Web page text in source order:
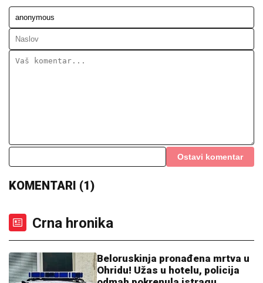
dva mesta i ne eksponira se javno:
Asminom: Otkriveno je gde je otišla
HRVATI HISTERIŠU:Uhvatila ih panika zbog objave
Zvezdana Terzića
NEKA SVEJEDNOĆA"Isplivala
prepiska Zvicerovih prljavih
policajaca: "Čitav me život jure, nek